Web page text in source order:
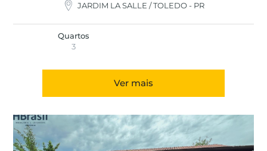
JARDIM LA SALLE / TOLEDO - PR
Quartos
3
Ver mais